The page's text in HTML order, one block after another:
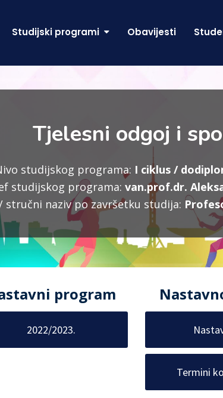
Studijski programi Obavijesti
Tjelesni odgoj i
studijskog programa: I ciklus /
studijskog programa: van.prof.dr.
stručni naziv po završetku studija:
program
2022/2023.
Termini